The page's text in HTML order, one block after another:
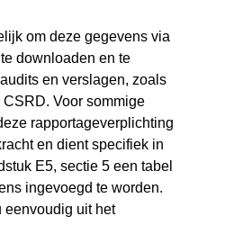
om deze gegevens via
downloaden en te
en verslagen, zoals
Voor sommige
rapportageverplichting
en dient specifiek in
E5, sectie 5 een tabel
ingevoegd te worden.
eenvoudig uit het